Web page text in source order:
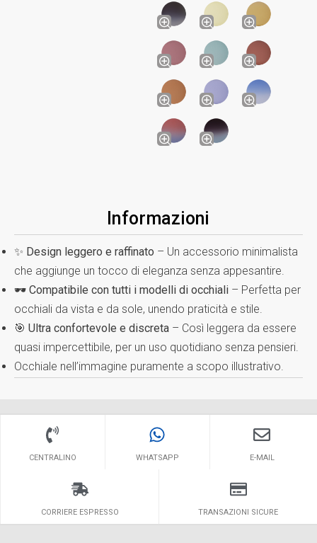
Informazioni
✨ Design leggero e raffinato – Un accessorio minimalista
che aggiunge un tocco di eleganza senza appesantire.
🕶 Compatibile con tutti i modelli di occhiali – Perfetta per
occhiali da vista e da sole, unendo praticità e stile.
🎯 Ultra confortevole e discreta – Così leggera da essere
quasi impercettibile, per un uso quotidiano senza pensieri.
Occhiale nell’immagine puramente a scopo illustrativo.
CENTRALINO WHATSAPP E-MAIL
CORRIERE ESPRESSO TRANSAZIONI SICURE